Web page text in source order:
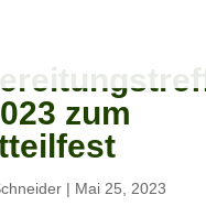
zum
| Mai 25, 2023